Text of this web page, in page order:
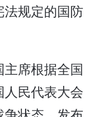
法规定的国防
席根据全国
民代表大会